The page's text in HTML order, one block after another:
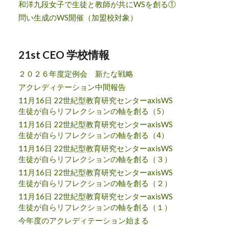
和洋九段女子で生徒と教師が共にWSを創る①
問い生成のWS開催（加盟校対象）
21st CEO 学校情報
２０２６年度定例会 新たな戦略
アクレディテーション中間報告
11月16日 22世紀型教育研究センターaxisWS
生徒が自らリフレクションの軸を創る（5）
11月16日 22世紀型教育研究センターaxisWS
生徒が自らリフレクションの軸を創る（4）
11月16日 22世紀型教育研究センターaxisWS
生徒が自らリフレクションの軸を創る（３）
11月16日 22世紀型教育研究センターaxisWS
生徒が自らリフレクションの軸を創る（２）
11月16日 22世紀型教育研究センターaxisWS
生徒が自らリフレクションの軸を創る（１）
今年度のアクレディテーション始まる